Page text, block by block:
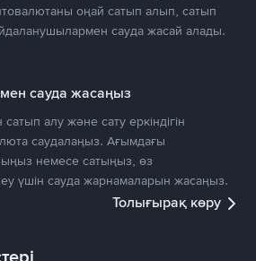
оңай сатып алып, сатып
сауда жасай алады.
сауда жасаңыз
алу және сату еркіндігін
саудалаңыз. Ағымдағы
немесе сатыңыз, өз
үшін сауда жарнамаларын жасаңыз.
Толығырақ көру